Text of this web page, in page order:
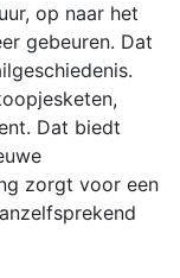
op naar het
gebeuren. Dat
Dat biedt
zorgt voor een